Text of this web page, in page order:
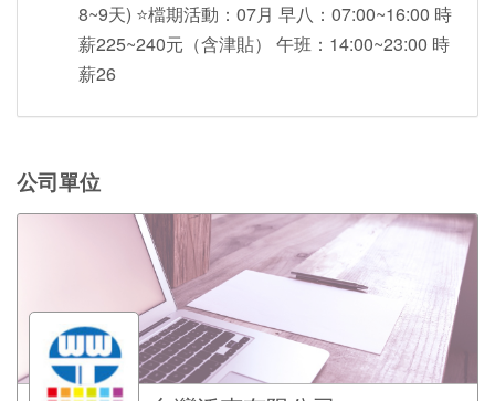
8~9天) ⭐️檔期活動：07月 早八：07:00~16:00 時
薪225~240元（含津貼） 午班：14:00~23:00 時
薪26
公司單位